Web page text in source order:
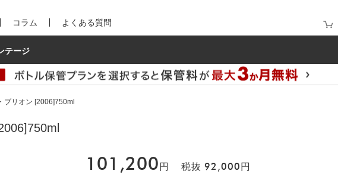
コラム よくある質問
テージ
ブリオン [2006]750ml
101,200 円 税抜 92,000 円